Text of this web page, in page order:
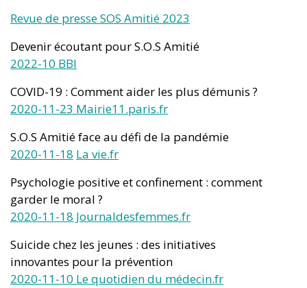
Revue de presse SOS Amitié 2023
Devenir écoutant pour S.O.S Amitié
2022-10 BBI
COVID-19 : Comment aider les plus démunis ?
2020-11-23 Mairie11.paris.fr
S.O.S Amitié face au défi de la pandémie
2020-11-18 La vie.fr
Psychologie positive et confinement : comment
garder le moral ?
2020-11-18 Journaldesfemmes.fr
Suicide chez les jeunes : des initiatives
innovantes pour la prévention
2020-11-10 Le quotidien du médecin.fr